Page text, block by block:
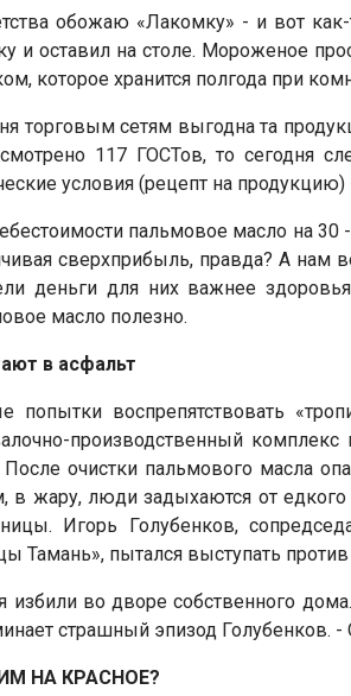
обожаю «Лакомку» - и вот
и оставил на столе. Мороженое
которое хранится полгода при
торговым сетям выгодна та
117 ГОСТов, то сегодня
условия (рецепт на
пальмовое масло на
сверхприбыль, правда? А нам
деньги для них важнее
масло полезно.
в асфальт
попытки воспрепятствовать
производственный
очистки пальмового масла
в жару, люди задыхаются от едкого
Игорь Голубенков,
Тамань», пытался выступать
избили во дворе собственного
страшный эпизод Голубенков.
НА КРАСНОЕ?